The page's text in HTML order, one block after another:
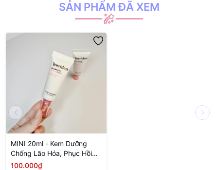
SẢN PHẨM ĐÃ XEM
MINI 20ml - Kem Dưỡng
Chống Lão Hóa, Phục Hồi
Da Torriden Cellmazing
100.000₫